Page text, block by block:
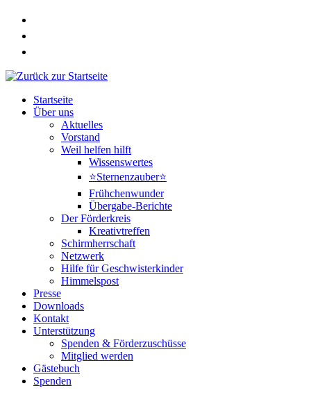
Zum
springen
Startseite
Über uns
Aktuelles
Vorstand
Weil helfen hilft
Wissenswertes
⭐Sternenzauber⭐
Frühchenwunder
Übergabe-Berichte
Der Förderkreis
Kreativtreffen
Schirmherrschaft
Netzwerk
Hilfe für Geschwisterkinder
Himmelspost
Presse
Downloads
Kontakt
Unterstützung
Spenden & Förderzuschüsse
Mitglied werden
Gästebuch
Spenden